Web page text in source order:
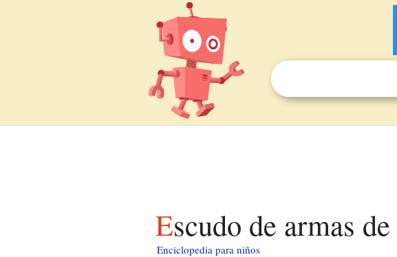
Escudo de armas
Enciclopedia para niños